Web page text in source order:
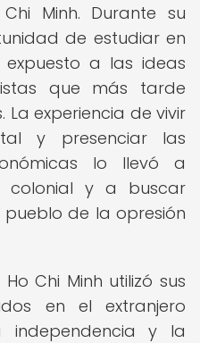
Minh. Durante su
de estudiar en
a las ideas
que más tarde
experiencia de vivir
y presenciar las
lo llevó a
colonial y a buscar
de la opresión
Chi Minh utilizó sus
en el extranjero
y la